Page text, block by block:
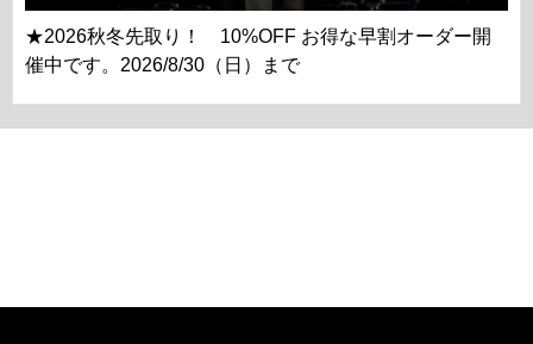
★2026秋冬先取り！ 10%OFF お得な早割オーダー開
催中です。2026/8/30（日）まで